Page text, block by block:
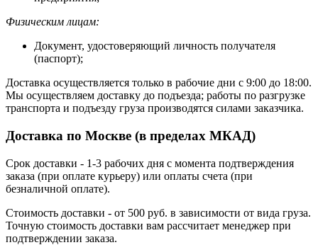
Физическим лицам:
Документ, удостоверяющий личность получателя
(паспорт);
Доставка осуществляется только в рабочие дни с 9:00 до 18:00.
Мы осуществляем доставку до подъезда; работы по разгрузке
транспорта и подъезду груза производятся силами заказчика.
Доставка по Москве (в пределах МКАД)
Срок доставки - 1-3 рабочих дня с момента подтверждения
заказа (при оплате курьеру) или оплаты счета (при
безналичной оплате).
Стоимость доставки - от 500 руб. в зависимости от вида груза.
Точную стоимость доставки вам рассчитает менеджер при
подтверждении заказа.